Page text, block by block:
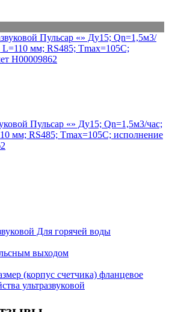
Пульсар «» Ду15; Qn=1,5м3/час;
мм; RS485; Тmax=105С; исполнение
Для горячей воды
выходом
(корпус счетчика) фланцевое
ультразвуковой